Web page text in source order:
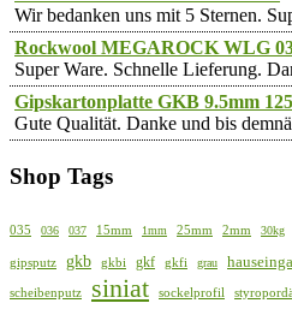
Wir bedanken uns mit 5 Sternen.
Rockwool MEGAROCK WLG
Super Ware. Schnelle Lieferung.
Gipskartonplatte GKB 9.5mm
Gute Qualität. Danke und bis
Shop Tags
035 036 037 15mm 1mm 25mm 2mm 30kg
gipsputz gkb gkbi gkf gkfi grau
scheibenputz siniat sockelprofil